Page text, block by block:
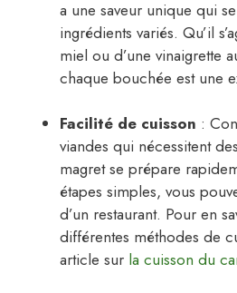
a une saveur unique qui
ingrédients variés. Qu’il
miel ou d’une vinaigrette
chaque bouchée est une
Facilité de cuisson :
viandes qui nécessitent
magret se prépare
étapes simples, vous
d’un restaurant. Pour en
différentes méthodes de
article sur la cuisson du